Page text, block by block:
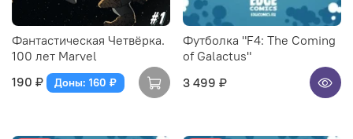
Фантастическая Четвёрка.
100 лет Marvel
190 ₽
Доны: 160 ₽
Футболка "F4: The Coming
of Galactus"
3 499 ₽